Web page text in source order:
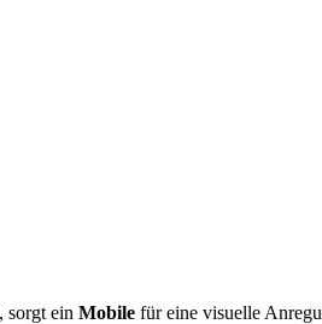
sorgt ein Mobile für eine visuelle